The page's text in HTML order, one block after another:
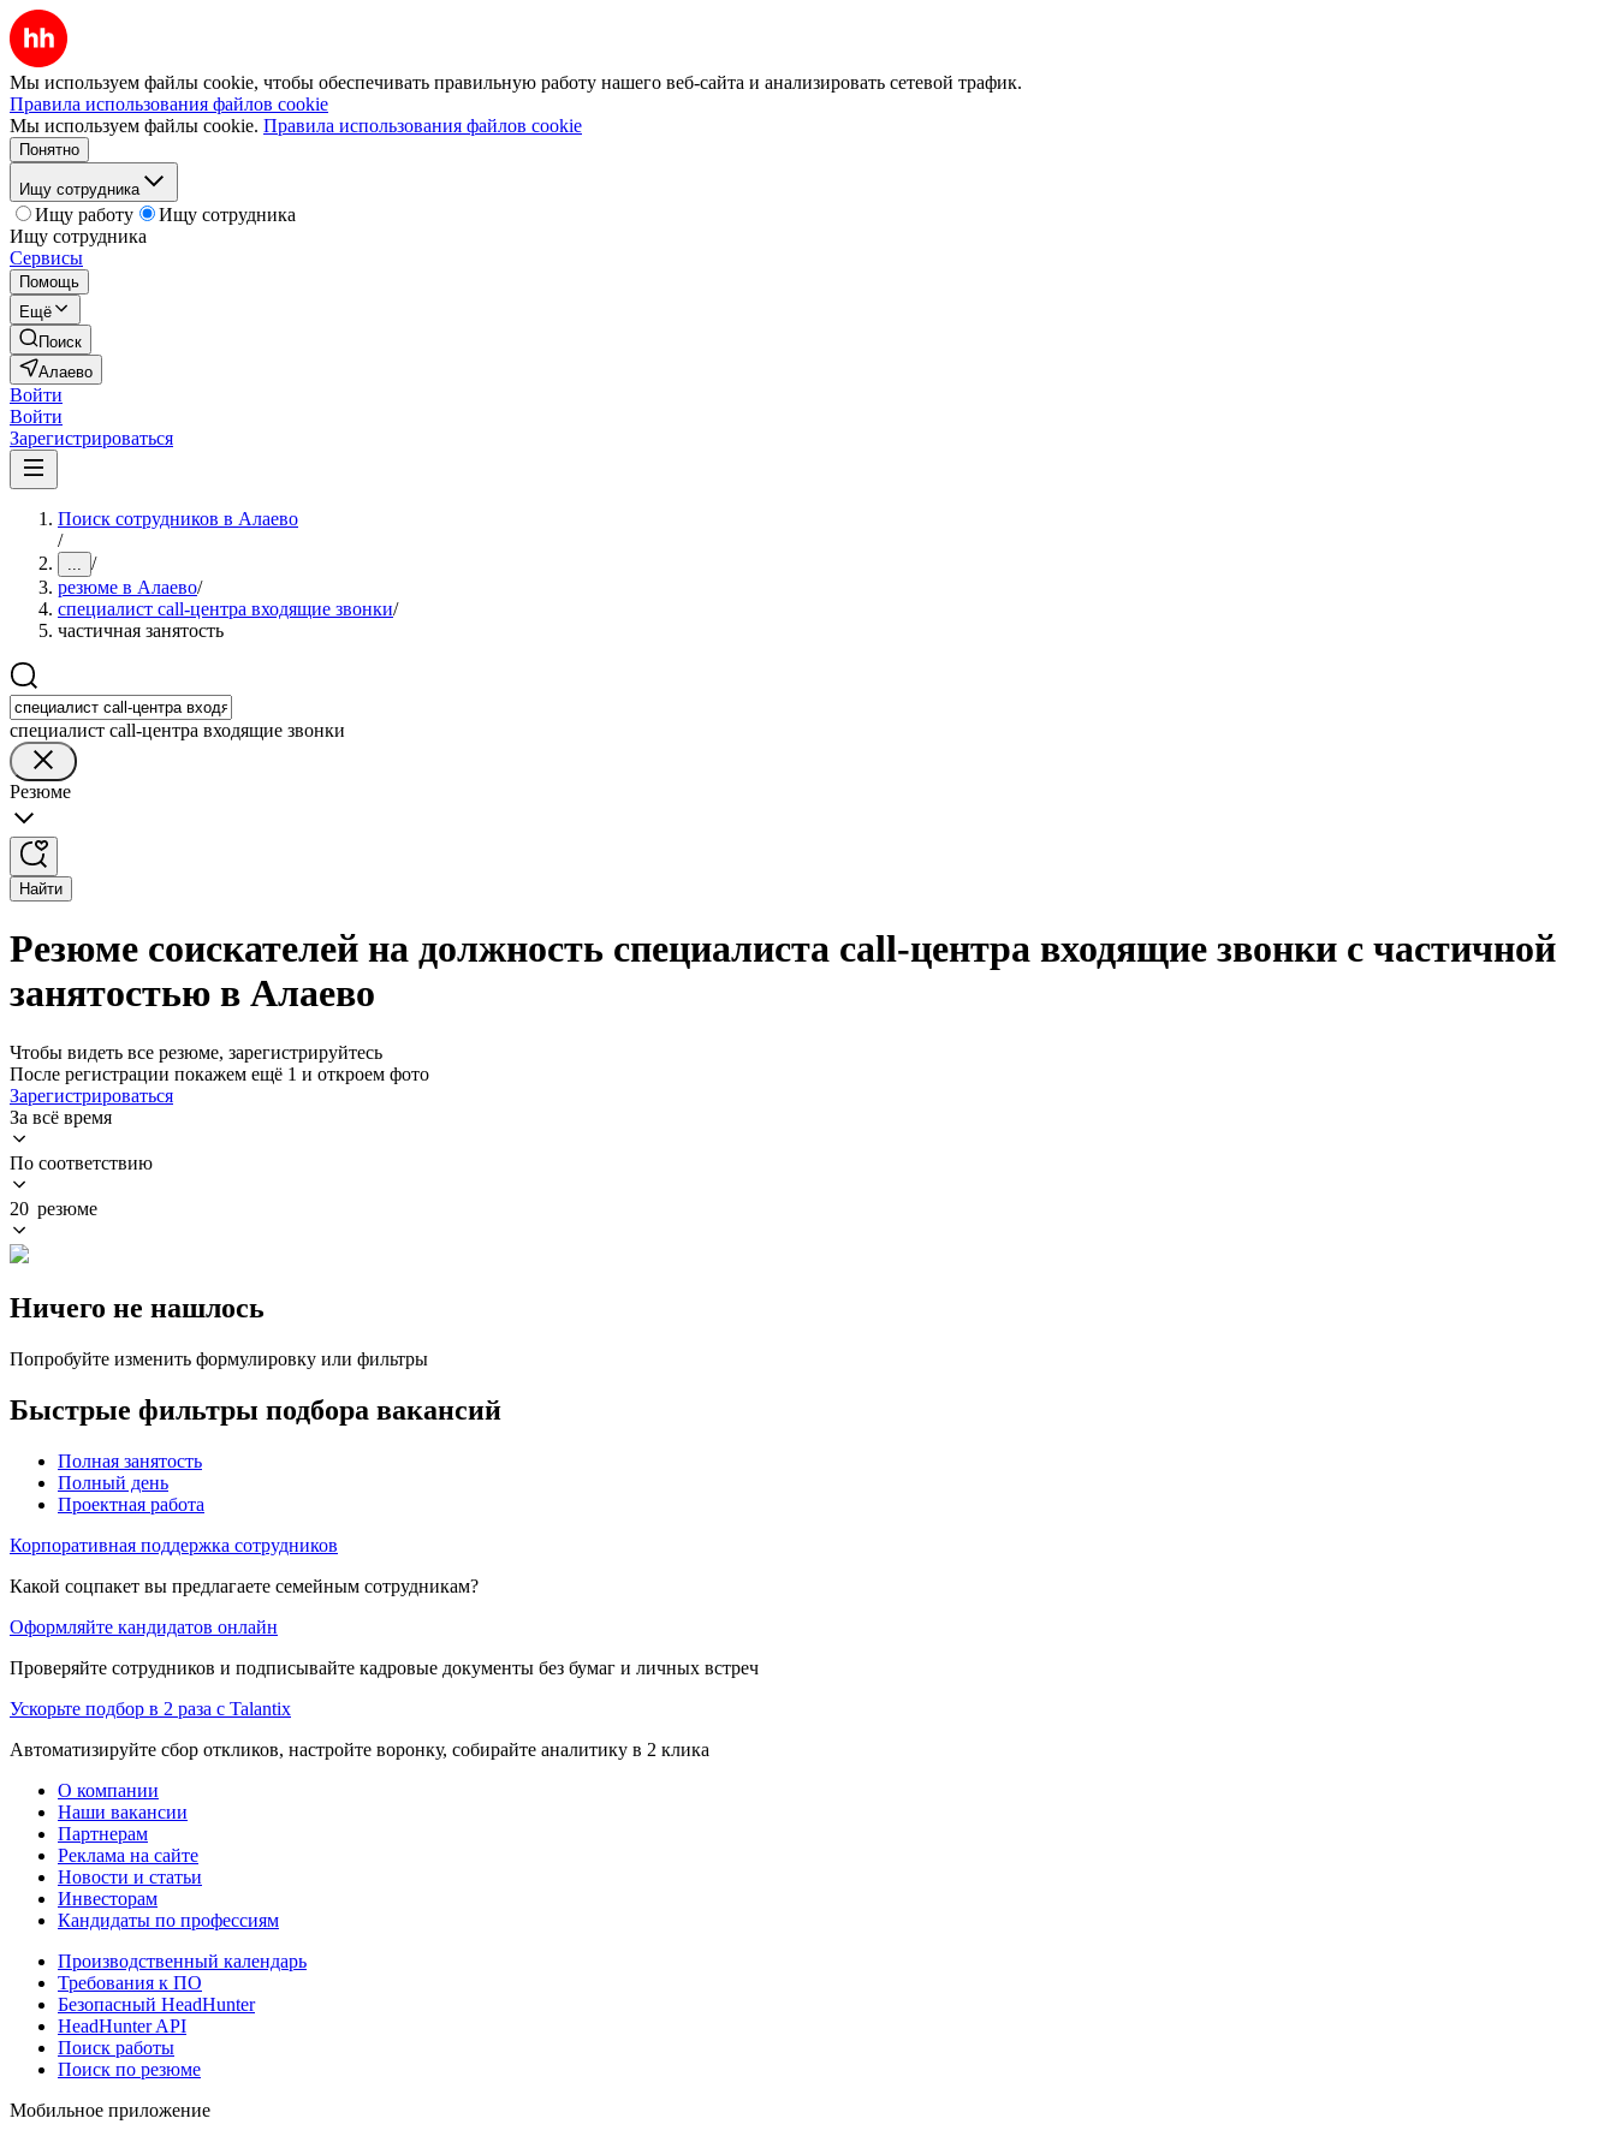
Мы используем файлы cookie, чтобы обеспечивать правильную работу нашего веб-сайта и анализировать сетевой трафик.
Правила использования файлов cookie
Мы используем файлы cookie. Правила использования файлов cookie
Понятно
Ищу сотрудника
Ищу работу
Ищу сотрудника
Ищу сотрудника
Сервисы
Помощь
Ещё
Поиск
Алаево
Войти
Войти
Зарегистрироваться
Поиск сотрудников в Алаево
/
... /
резюме в Алаево/
специалист call-центра входящие звонки/
частичная занятость
специалист call-центра входящие звонки
Резюме
Найти
Резюме соискателей на должность специалиста call-центра входящие звонки с частичной
занятостью в Алаево
Чтобы видеть все резюме, зарегистрируйтесь
После регистрации покажем ещё 1 и откроем фото
Зарегистрироваться
За всё время
По соответствию
20 резюме
Ничего не нашлось
Попробуйте изменить формулировку или фильтры
Быстрые фильтры подбора вакансий
Полная занятость
Полный день
Проектная работа
Корпоративная поддержка сотрудников
Какой соцпакет вы предлагаете семейным сотрудникам?
Оформляйте кандидатов онлайн
Проверяйте сотрудников и подписывайте кадровые документы без бумаг и личных встреч
Ускорьте подбор в 2 раза с Talantix
Автоматизируйте сбор откликов, настройте воронку, собирайте аналитику в 2 клика
О компании
Наши вакансии
Партнерам
Реклама на сайте
Новости и статьи
Инвесторам
Кандидаты по профессиям
Производственный календарь
Требования к ПО
Безопасный HeadHunter
HeadHunter API
Поиск работы
Поиск по резюме
Мобильное приложение